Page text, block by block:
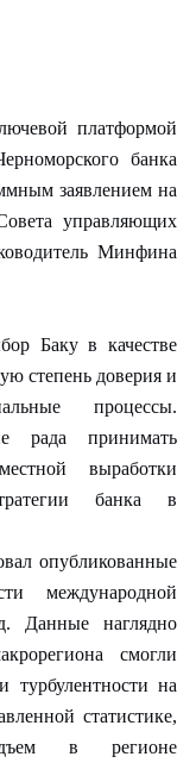
платформой
банка
заявлением на
управляющих
Минфина
Баку в качестве
степень доверия и
процессы.
рада принимать
выработки
банка в
опубликованные
международной
Данные наглядно
смогли
турбулентности на
статистике,
в регионе